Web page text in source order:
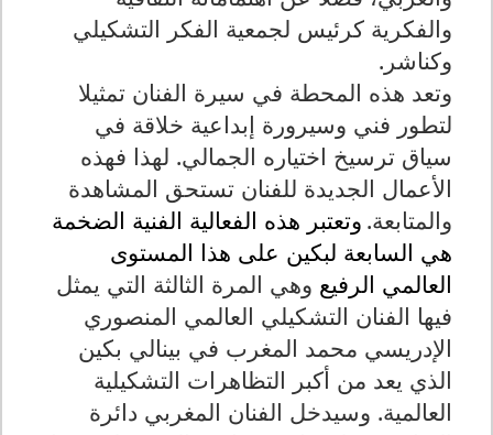
والفكرية كرئيس لجمعية الفكر التشكيلي
وكناشر .
وتعد هذه المحطة في سيرة الفنان تمثيلا
لتطور فني وسيرورة إبداعية خلاقة في
سياق ترسيخ اختياره الجمالي. لهذا فهذه
الأعمال الجديدة للفنان تستحق المشاهدة
والمتابعة. وتعتبر هذه الفعالية الفنية الضخمة
هي السابعة لبكين على هذا المستوى
العالمي الرفيع وهي المرة الثالثة التي يمثل
فيها الفنان التشكيلي العالمي المنصوري
الإدريسي محمد المغرب في بينالي بكين
الذي يعد من أكبر التظاهرات التشكيلية
العالمية. وسيدخل الفنان المغربي دائرة